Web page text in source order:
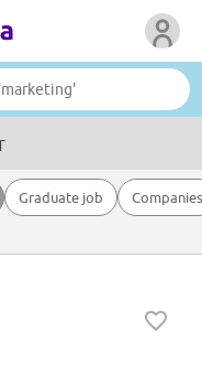
Graduate job Companies